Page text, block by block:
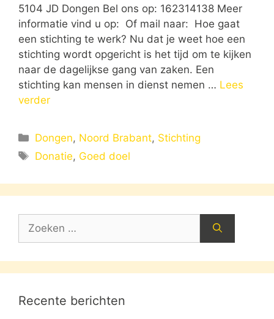
5104 JD Dongen Bel ons op: 162314138 Meer
informatie vind u op: Of mail naar: Hoe gaat
een stichting te werk? Nu dat je weet hoe een
stichting wordt opgericht is het tijd om te kijken
naar de dagelijkse gang van zaken. Een
stichting kan mensen in dienst nemen … Lees
verder
Categorieën
Dongen, Noord Brabant, Stichting
Tags
Donatie, Goed doel
naar:
Recente berichten